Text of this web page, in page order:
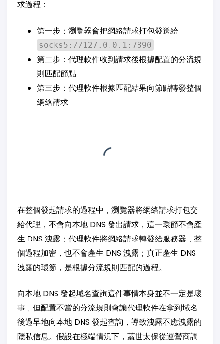
求過程：
第一步：瀏覽器會把網絡請求打包發送給
socks5://127.0.0.1:7890
第二步：代理軟件收到請求後根據配置的分流規
則匹配節點
第三步：代理軟件根據匹配結果向節點轉發整個
網絡請求
在整個發起請求的過程中，瀏覽器將網絡請求打包交
給代理，不會向本地 DNS 發出請求，這一環節不會產
生 DNS 洩露；代理軟件將網絡請求轉發給服務器，整
個過程加密，也不會產生 DNS 洩露；真正產生 DNS
洩露的環節，是根據分流規則匹配的過程。
向本地 DNS 發起域名查詢這件事情本身並不一定是壞
事，但配置不當的分流規則會讓代理軟件在拿到域名
後過早地向本地 DNS 發起查詢，導致洩露不應洩露的
隱私信息。假設在極端情況下，蓋世太保從運營商調